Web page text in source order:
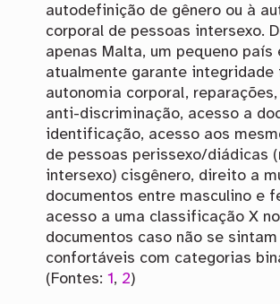
autodefinição de gênero ou à
corporal de pessoas intersexo.
apenas Malta, um pequeno país
atualmente garante integridade
autonomia corporal,
anti-discriminação, acesso a
identificação, acesso aos
de pessoas perissexo/diádicas
intersexo) cisgênero, direito a
documentos entre masculino e
acesso a uma classificação X
documentos caso não se sintam
confortáveis com categorias
(Fontes: 1, 2)